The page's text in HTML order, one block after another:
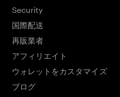
Security
国際配送
再販業者
アフィリエイト
ウォレットをカスタマイズ
ブログ